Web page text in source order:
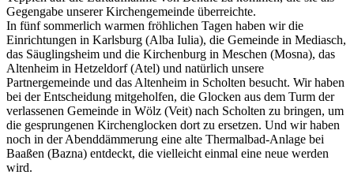
Gegengabe unserer Kirchengemeinde überreichte.
In fünf sommerlich warmen fröhlichen Tagen haben wir die
Einrichtungen in Karlsburg (Alba Iulia), die Gemeinde in Mediasch,
das Säuglingsheim und die Kirchenburg in Meschen (Mosna), das
Altenheim in Hetzeldorf (Atel) und natürlich unsere
Partnergemeinde und das Altenheim in Scholten besucht. Wir haben
bei der Entscheidung mitgeholfen, die Glocken aus dem Turm der
verlassenen Gemeinde in Wölz (Veit) nach Scholten zu bringen, um
die gesprungenen Kirchenglocken dort zu ersetzen. Und wir haben
noch in der Abenddämmerung eine alte Thermalbad-Anlage bei
Baaßen (Bazna) entdeckt, die vielleicht einmal eine neue werden
wird.